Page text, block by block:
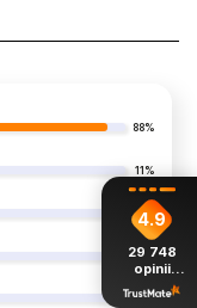
88%
11%
1%
0%
1%
4.9
29 748
opinii
z całego
okresu